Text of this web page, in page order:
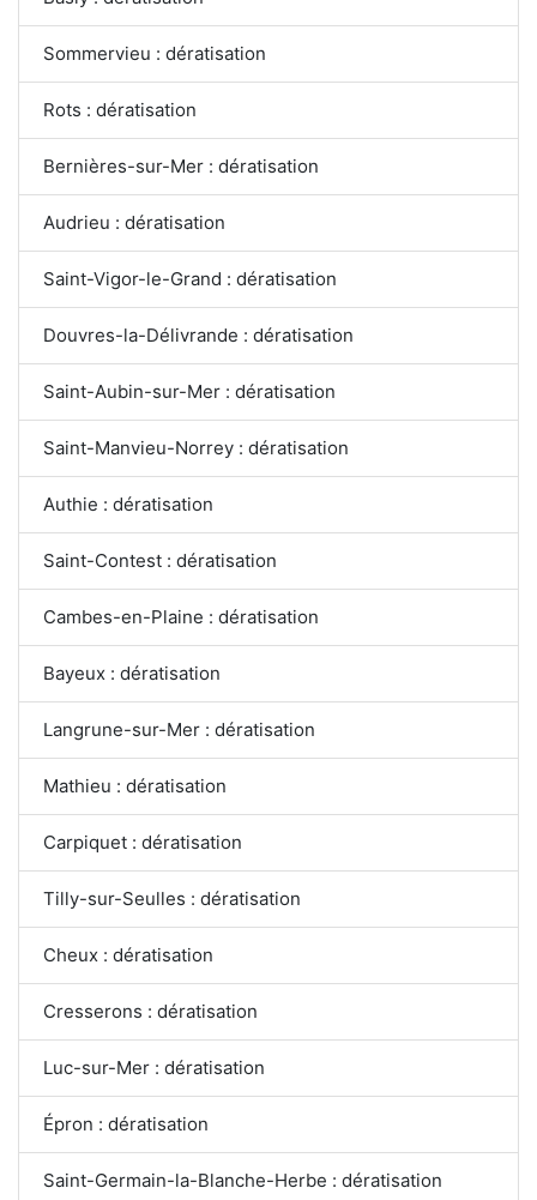
Sommervieu : dératisation
Rots : dératisation
Bernières-sur-Mer : dératisation
Audrieu : dératisation
Saint-Vigor-le-Grand : dératisation
Douvres-la-Délivrande : dératisation
Saint-Aubin-sur-Mer : dératisation
Saint-Manvieu-Norrey : dératisation
Authie : dératisation
Saint-Contest : dératisation
Cambes-en-Plaine : dératisation
Bayeux : dératisation
Langrune-sur-Mer : dératisation
Mathieu : dératisation
Carpiquet : dératisation
Tilly-sur-Seulles : dératisation
Cheux : dératisation
Cresserons : dératisation
Luc-sur-Mer : dératisation
Épron : dératisation
Saint-Germain-la-Blanche-Herbe : dératisation